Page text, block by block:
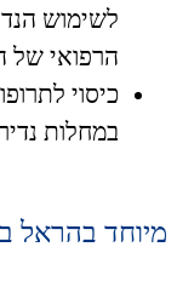
לשימוש
הרפואי של
כיסוי
במחלות
מיוחד בהראל